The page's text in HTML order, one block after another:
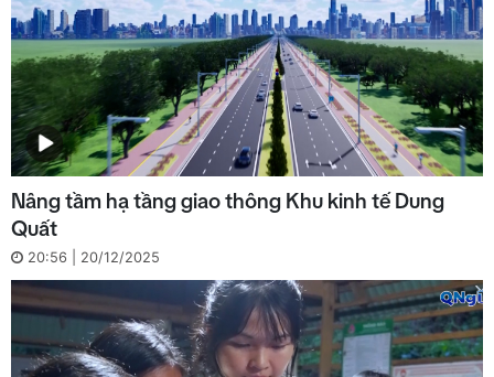
Nâng tầm hạ tầng giao thông Khu kinh tế Dung
Quất
20:56 | 20/12/2025